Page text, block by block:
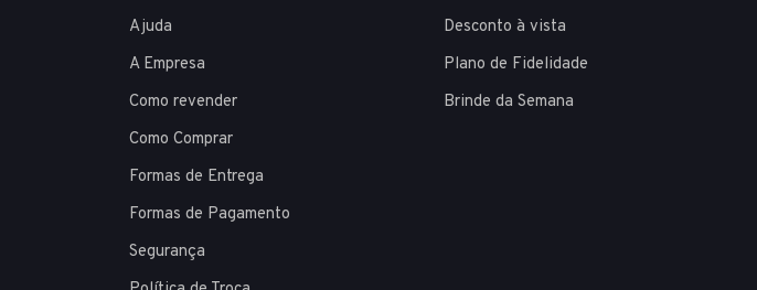
Ajuda
A Empresa
Como revender
Como Comprar
Formas de Entrega
Formas de Pagamento
Segurança
Desconto à vista
Plano de Fidelidade
Brinde da Semana